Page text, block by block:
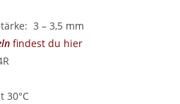
3 – 3,5 mm
findest du hier
30°C